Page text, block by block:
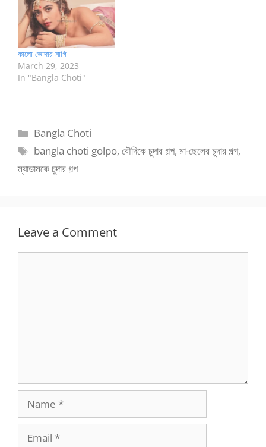
কালো ভোদার মাগি
March 29, 2023
In "Bangla Choti"
Categories
Bangla Choti
Tags
bangla choti golpo,বৌদিকে চুদার গল্প,মা-ছেলের চুদার গল্প,
ম্যাডামকে চুদার গল্প
Leave a Comment